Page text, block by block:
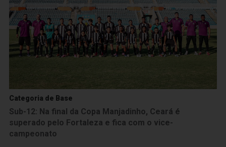
Categoria de Base
Sub-12: Na final da Copa Manjadinho, Ceará é
superado pelo Fortaleza e fica com o vice-
campeonato